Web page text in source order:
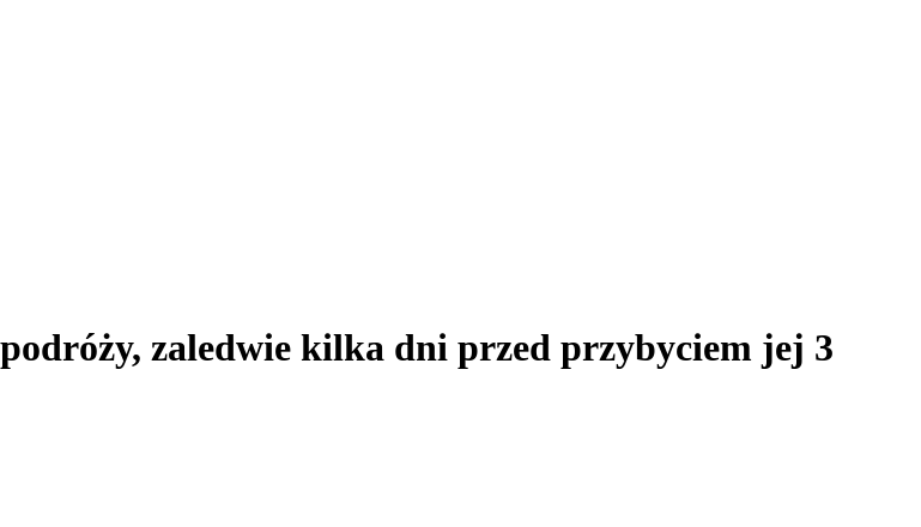
zaledwie kilka dni przed przybyciem jej 3